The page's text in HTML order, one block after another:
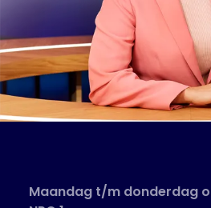
Maandag t/m donderdag